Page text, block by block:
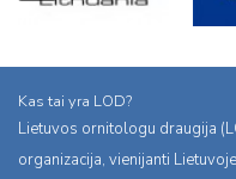
Kas tai yra LOD?
Lietuvos ornitologu draugija
organizacija, vienijanti